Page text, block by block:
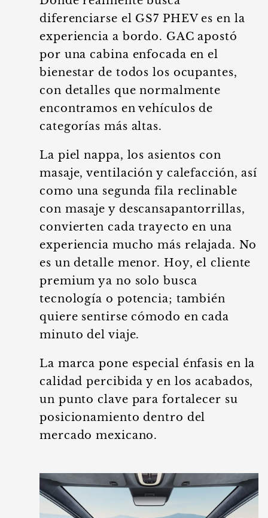
diferenciarse el GS7 PHEV es en la
experiencia a bordo. GAC apostó
por una cabina enfocada en el
bienestar de todos los ocupantes,
con detalles que normalmente
encontramos en vehículos de
categorías más altas.
La piel nappa, los asientos con
masaje, ventilación y calefacción, así
como una segunda fila reclinable
con masaje y descansapantorrillas,
convierten cada trayecto en una
experiencia mucho más relajada. No
es un detalle menor. Hoy, el cliente
premium ya no solo busca
tecnología o potencia; también
quiere sentirse cómodo en cada
minuto del viaje.
La marca pone especial énfasis en la
calidad percibida y en los acabados,
un punto clave para fortalecer su
posicionamiento dentro del
mercado mexicano.